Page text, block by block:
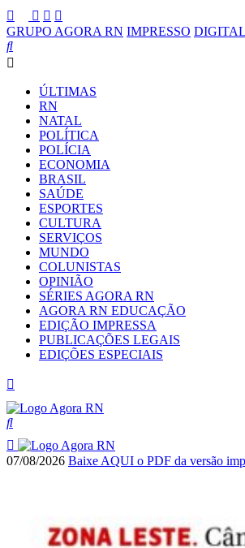
GRUPO AGORA RN IMPRESSO DIGITAL
ÚLTIMAS
RN
NATAL
POLÍTICA
POLÍCIA
ECONOMIA
BRASIL
SAÚDE
ESPORTES
CULTURA
SERVIÇOS
MUNDO
COLUNISTAS
OPINIÃO
SÉRIES AGORA RN
AGORA RN EDUCAÇÃO
EDIÇÃO IMPRESSA
PUBLICAÇÕES LEGAIS
EDIÇÕES ESPECIAIS
07/08/2026 Baixe AQUI o PDF da versão